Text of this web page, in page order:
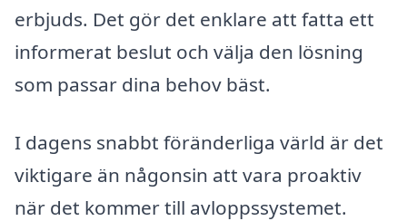
erbjuds. Det gör det enklare att fatta ett
informerat beslut och välja den lösning
som passar dina behov bäst.
I dagens snabbt föränderliga värld är det
viktigare än någonsin att vara proaktiv
när det kommer till avloppssystemet.